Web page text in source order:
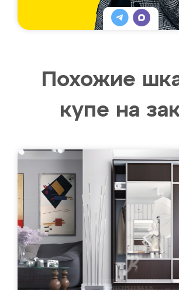
Похожие
купе на